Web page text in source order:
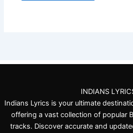
INDIANS
Indians Lyrics is your ultimate
offering a vast collection of popular
tracks. Discover accurate and